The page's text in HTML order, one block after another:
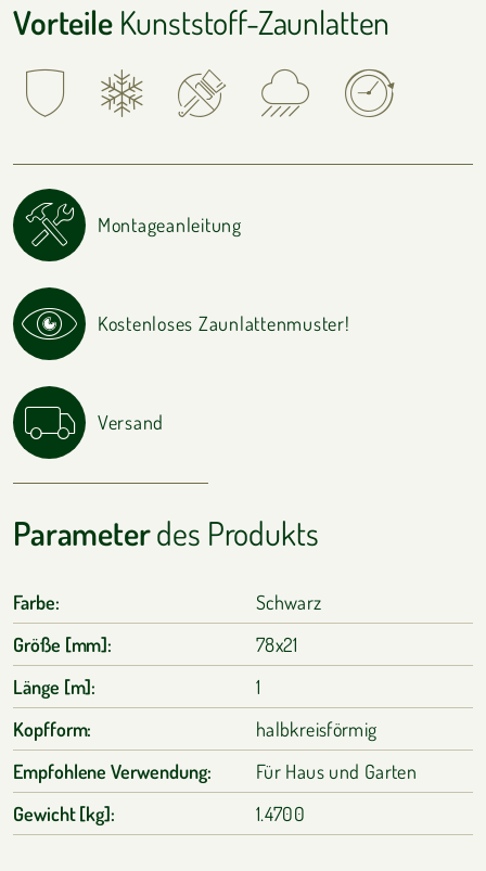
VorteileKunststoff-Zaunlatten
Montageanleitung
Kostenloses Zaunlattenmuster!
Versand
Parameterdes Produkts
Farbe:
Schwarz
Größe [mm]:
78x21
Länge [m]:
1
Kopfform:
halbkreisförmig
Empfohlene Verwendung:
Für Haus und Garten
Gewicht [kg]:
1.4700